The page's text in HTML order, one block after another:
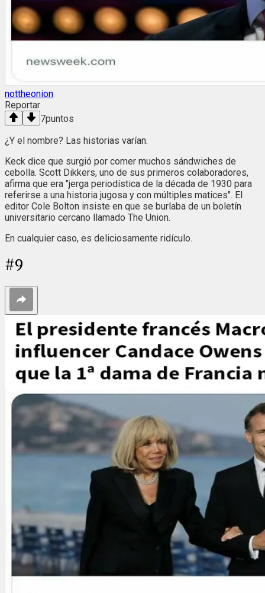
nottheonion
Reportar
7puntos
¿Y el nombre? Las historias varían.
Keck dice que surgió por comer muchos sándwiches de
cebolla. Scott Dikkers, uno de sus primeros colaboradores,
afirma que era "jerga periodística de la década de 1930 para
referirse a una historia jugosa y con múltiples matices". El
editor Cole Bolton insiste en que se burlaba de un boletín
universitario cercano llamado The Union.
En cualquier caso, es deliciosamente ridículo.
#9